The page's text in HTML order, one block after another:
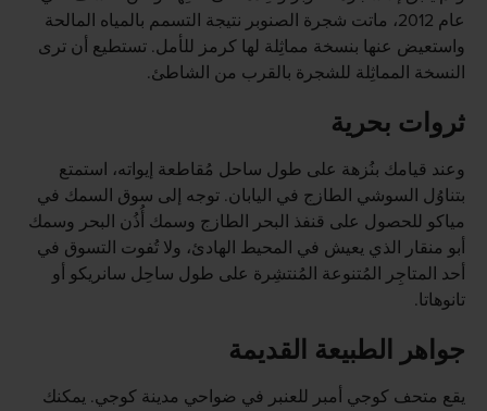
عام 2012، ماتت شجرة الصنوبر نتيجة التسمم بالمياه المالحة
واستعيض عنها بنسخة مماثِلة لها كرمز للأمل. تستطيع أن ترى
النسخة المماثِلة للشجرة بالقرب من الشاطئ.
ثروات بحرية
وعند قيامك بنُزهة على طول ساحل مُقاطعة إيواته، استمتع
بتناوُل السوشي الطازج في اليابان. توجه إلى سوق السمك في
مياكو للحصول على قنفذ البحر الطازج وسمك أُذُن البحر وسمك
أبو منقار الذي يعيش في المحيط الهادئ، ولا تُفوت التسوق في
أحد المتاجِر المُتنوعة المُنتشِرة على طول ساحِل سانريكو أو
تانوهاتا.
جواهر الطبيعة القديمة
يقع متحف كوجي أمبر للعنبر في ضواحي مدينة كوجي. يمكنك